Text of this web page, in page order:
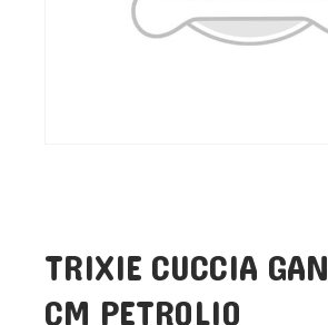
TRIXIE CUCCIA